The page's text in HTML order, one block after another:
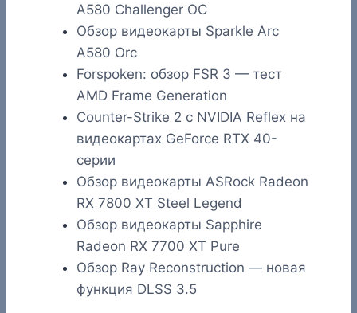
A580 Challenger OC
Обзор видеокарты Sparkle Arc
A580 Orc
Forspoken: обзор FSR 3 — тест
AMD Frame Generation
Counter-Strike 2 с NVIDIA Reflex на
видеокартах GeForce RTX 40-
серии
Обзор видеокарты ASRock Radeon
RX 7800 XT Steel Legend
Обзор видеокарты Sapphire
Radeon RX 7700 XT Pure
Обзор Ray Reconstruction — новая
функция DLSS 3.5